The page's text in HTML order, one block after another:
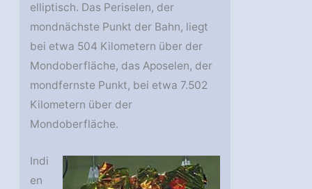
elliptisch. Das Periselen, der
mondnächste Punkt der Bahn, liegt
bei etwa 504 Kilometern über der
Mondoberfläche, das Aposelen, der
mondfernste Punkt, bei etwa 7.502
Kilometern über der
Mondoberfläche.
Indi
en